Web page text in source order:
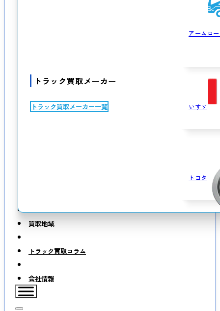
アームロ
トラック買取メーカー
トラック買取メーカー一覧 いすゞ
トヨタ
買取地域
トラック買取コラム
会社情報